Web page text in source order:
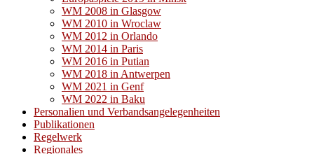
WM 2008 in Glasgow
WM 2010 in Wroclaw
WM 2012 in Orlando
WM 2014 in Paris
WM 2016 in Putian
WM 2018 in Antwerpen
WM 2021 in Genf
WM 2022 in Baku
Personalien und Verbandsangelegenheiten
Publikationen
Regelwerk
Regionales